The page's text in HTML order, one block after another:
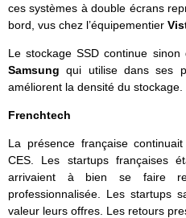
ces systèmes à double écrans
bord, vus chez l’équipementier Vi
Le stockage SSD continue
Samsung qui utilise dans ses
améliorent la densité du stockage.
Frenchtech
La présence française
CES. Les startups françaises
arrivaient à bien se faire
professionnalisée. Les startups
valeur leurs offres. Les retours